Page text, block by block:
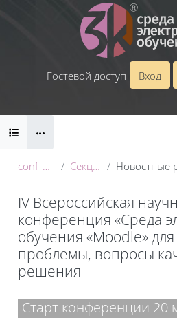
Перейти к основному содержанию
Гостевой доступ
Вход
Блоки
conf_2025 Секция 1
IV Всероссийская
конференция «Среда
обучения «Moodle»
проблемы, вопросы
решения
Блоки
Старт конференции 20